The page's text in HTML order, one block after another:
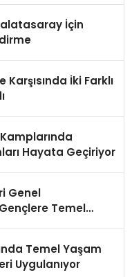
İçin
İki Farklı
Hayata Geçiriyor
Genel
Temel
Temel Yaşam
Uygulanıyor